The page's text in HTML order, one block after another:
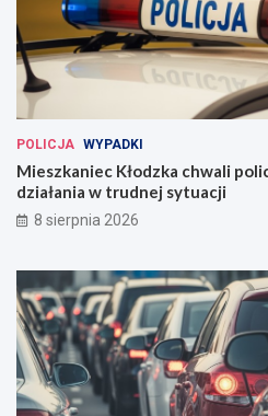
POLICJA WYPADKI
Mieszkaniec Kłodzka chwali
działania w trudnej sytuacji
8 sierpnia 2026